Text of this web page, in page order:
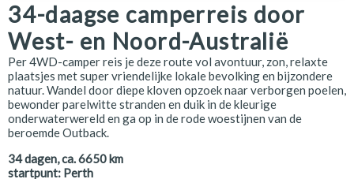
34-daagse camperreis door
West- en Noord-Australië
Per 4WD-camper reis je deze route vol avontuur, zon, relaxte
plaatsjes met super vriendelijke lokale bevolking en bijzondere
natuur. Wandel door diepe kloven opzoek naar verborgen poelen,
bewonder parelwitte stranden en duik in de kleurige
onderwaterwereld en ga op in de rode woestijnen van de
beroemde Outback.
34dagen, ca.6650km
startpunt: Perth